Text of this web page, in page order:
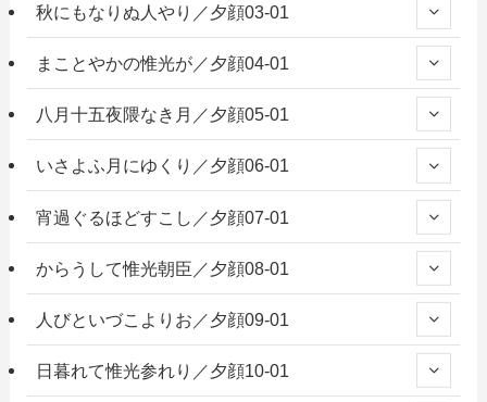
秋にもなりぬ人やり／夕顔03-01
まことやかの惟光が／夕顔04-01
八月十五夜隈なき月／夕顔05-01
いさよふ月にゆくり／夕顔06-01
宵過ぐるほどすこし／夕顔07-01
からうして惟光朝臣／夕顔08-01
人びといづこよりお／夕顔09-01
日暮れて惟光参れり／夕顔10-01